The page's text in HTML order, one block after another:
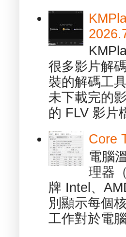
很多影片解
裝的解碼工
未下載完的
的 FLV 影片
Core
電腦
理器
牌 Intel、
別顯示每個
工作對於電